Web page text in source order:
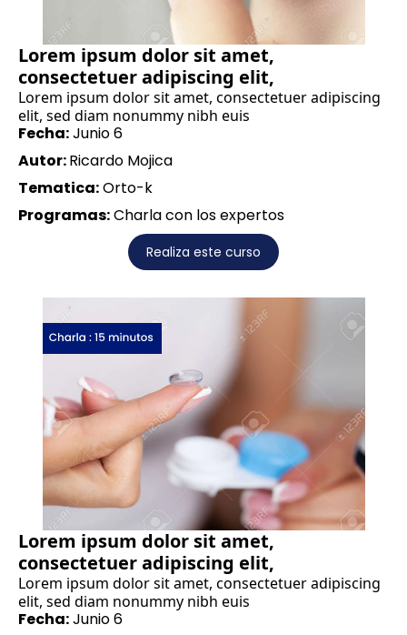
Lorem ipsum dolor sit amet,
consectetuer adipiscing elit,
Lorem ipsum dolor sit amet, consectetuer adipiscing
elit, sed diam nonummy nibh euis
Fecha:Junio 6
Autor:Ricardo Mojica
Tematica:Orto-k
Programas:Charla con los expertos
Realiza este curso
Lorem ipsum dolor sit amet,
consectetuer adipiscing elit,
Lorem ipsum dolor sit amet, consectetuer adipiscing
elit, sed diam nonummy nibh euis
Fecha:Junio 6